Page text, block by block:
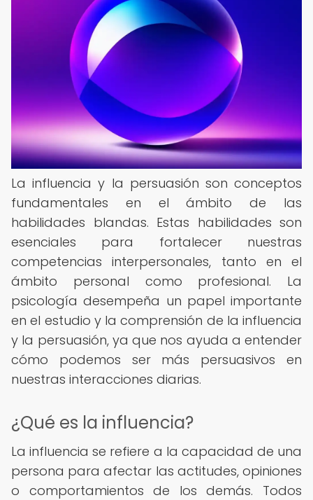
La influencia y la persuasión son conceptos
fundamentales en el ámbito de las
habilidades blandas. Estas habilidades son
esenciales para fortalecer nuestras
competencias interpersonales, tanto en el
ámbito personal como profesional. La
psicología desempeña un papel importante
en el estudio y la comprensión de la influencia
y la persuasión, ya que nos ayuda a entender
cómo podemos ser más persuasivos en
nuestras interacciones diarias.
¿Qué es la influencia?
La influencia se refiere a la capacidad de una
persona para afectar las actitudes, opiniones
o comportamientos de los demás. Todos